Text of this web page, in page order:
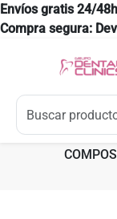
Envíos gratis 24/
Compra segura: